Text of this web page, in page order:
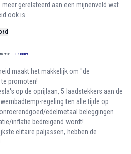
gerelateerd aan een mijnenveld wat
ook is
9:38 + 18809
maakt het makkelijk om "de
promoten!
op de oprijlaan, 5 laadstekkers aan de
regeling ten alle tijde op
edelmetaal beleggingen
inflatie bedreigend wordt!
elitaire paljassen, hebben de